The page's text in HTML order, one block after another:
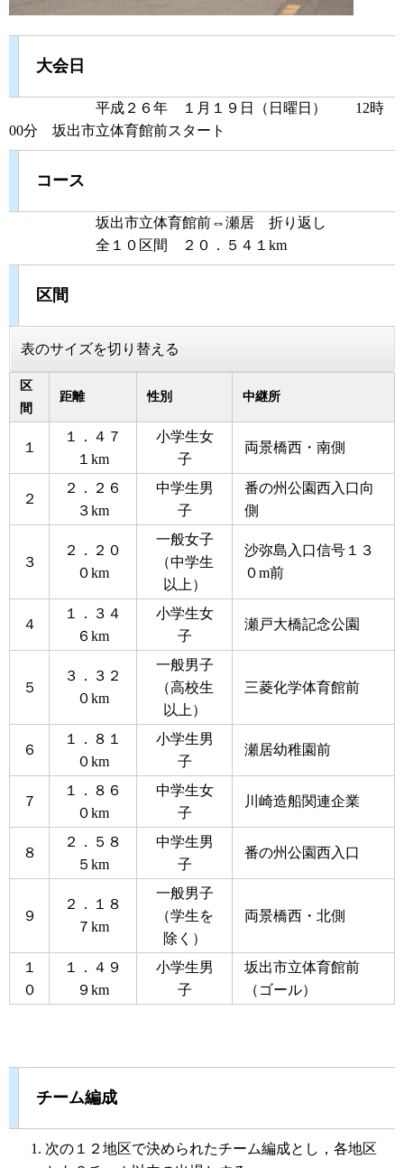
大会日
平成２６年 １月１９日（日曜日） 12時
00分 坂出市立体育館前スタート
コース
坂出市立体育館前⇔瀬居 折り返し
全１０区間 ２０．５４１km
区間
表のサイズを切り替える
区
間
距離 性別 中継所
１
１．４７
１km
小学生女
子
両景橋西・南側
２
２．２６
３km
中学生男
子
番の州公園西入口向
側
３
２．２０
０km
一般女子
（中学生
以上）
沙弥島入口信号１３
０m前
４
１．３４
６km
小学生女
子
瀬戸大橋記念公園
５
３．３２
０km
一般男子
（高校生
以上）
三菱化学体育館前
６
１．８１
０km
小学生男
子
瀬居幼稚園前
７
１．８６
０km
中学生女
子
川崎造船関連企業
８
２．５８
５km
中学生男
子
番の州公園西入口
９
２．１８
７km
一般男子
（学生を
除く）
両景橋西・北側
１
０
１．４９
９km
小学生男
子
坂出市立体育館前
（ゴール）
チーム編成
次の１２地区で決められたチーム編成とし，各地区